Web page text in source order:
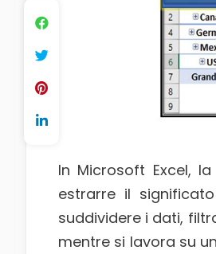
In Microsoft Excel,
estrarre il
suddividere i dati,
mentre si lavora su